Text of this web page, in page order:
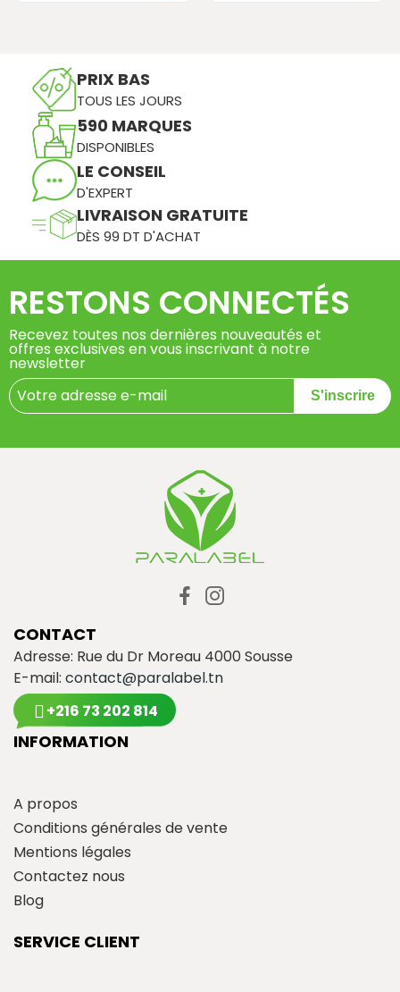
PRIX BAS
TOUS LES JOURS
590 MARQUES
DISPONIBLES
LE CONSEIL
D'EXPERT
LIVRAISON GRATUITE
DÈS 99 DT D'ACHAT
RESTONS CONNECTÉS
Recevez toutes nos dernières nouveautés et
offres exclusives en vous inscrivant à notre
newsletter
S'inscrire
CONTACT
Adresse: Rue du Dr Moreau 4000 Sousse
E-mail: contact@paralabel.tn
+216 73 202 814
INFORMATION
A propos
Conditions générales de vente
Mentions légales
Contactez nous
Blog
SERVICE CLIENT